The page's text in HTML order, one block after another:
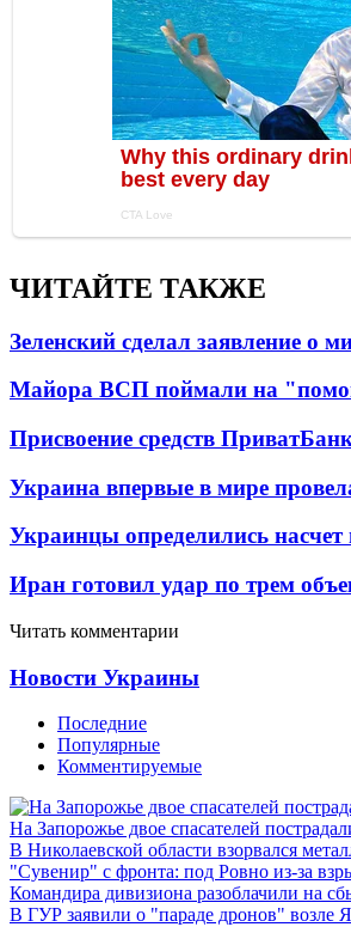
ЧИТАЙТЕ ТАКЖЕ
Зеленский сделал заявление о
Майора ВСП поймали на
Присвоение средств
Украина впервые в мире
Украинцы определились насчет
Иран готовил удар по трем
Читать комментарии
Новости Украины
Последние
Популярные
Комментируемые
На Запорожье двое спасателей
В Николаевской области взорвался
"Сувенир" с фронта: под Ровно из-за
Командира дивизиона разоблачили на
В ГУР заявили о "параде дронов" возле